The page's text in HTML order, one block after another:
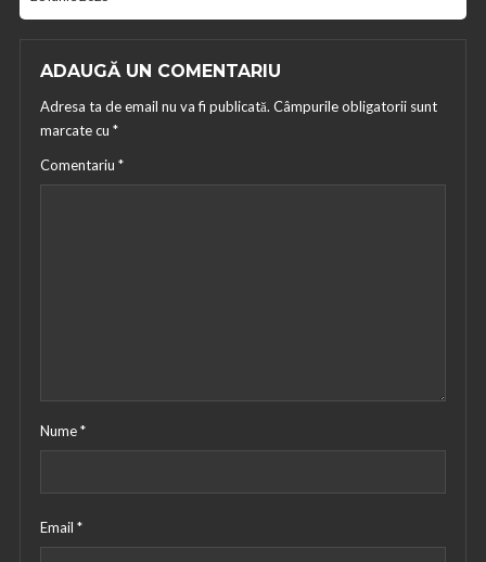
ADAUGĂ UN COMENTARIU
Adresa ta de email nu va fi publicată. Câmpurile obligatorii sunt
marcate cu *
Comentariu *
Nume*
Email *